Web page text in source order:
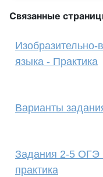
Связанные
Изобразительно-
языка - Практика
Варианты
Задания 2-5 ОГЭ
практика